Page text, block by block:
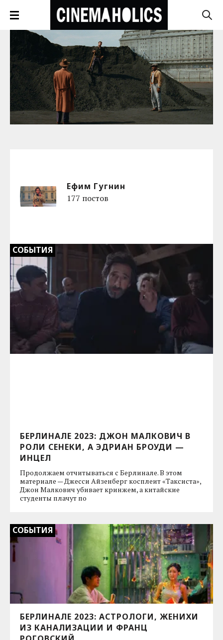
Ефим Гугнин
177 постов
СОБЫТИЯ
БЕРЛИНАЛЕ 2023: ДЖОН МАЛКОВИЧ В
РОЛИ СЕНЕКИ, А ЭДРИАН БРОУДИ —
ИНЦЕЛ
Продолжаем отчитываться с Берлинале. В этом
материале — Джесси Айзенберг косплеит «Таксиста»,
Джон Малкович убивает кринжем, а китайские
студенты плачут по
СОБЫТИЯ
БЕРЛИНАЛЕ 2023: АСТРОЛОГИ, ЖЕНИХИ
ИЗ КАНАЛИЗАЦИИ И ФРАНЦ